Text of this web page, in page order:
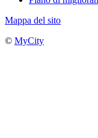
Mappa del sito
© MyCity